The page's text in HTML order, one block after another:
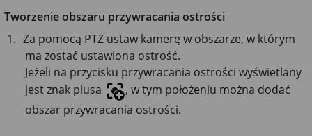
Tworzenie obszaru przywracania ostrości
Za pomocą PTZ ustaw kamerę w obszarze, w którym
ma zostać ustawiona ostrość.
Jeżeli na przycisku przywracania ostrości wyświetlany
jest znak plusa
, w tym położeniu można dodać
obszar przywracania ostrości.